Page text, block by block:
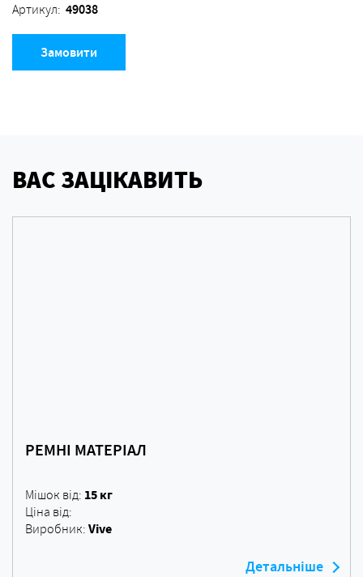
Артикул: 49038
Замовити
ВАС ЗАЦІКАВИТЬ
РЕМНІ МАТЕРІАЛ
Мішок від: 15 кг
Ціна від:
Виробник: Vive
Детальніше